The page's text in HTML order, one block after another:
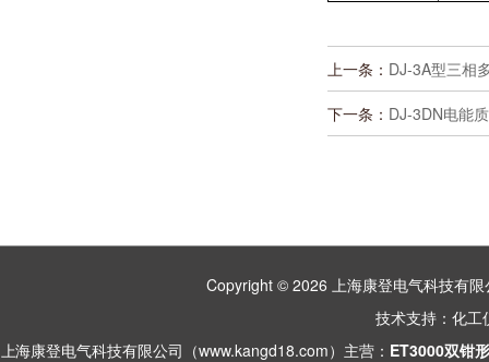
上一条： DJ-3A型三相
下一条： DJ-3DN电能
Copyright © 2026 上海康登电气科技有
技术支持： 化工
上海康登电气科技有限公司（www.kangd18.com）主营： ET3000双钳